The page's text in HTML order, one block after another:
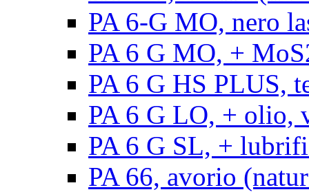
PA 6-G MO, nero
PA 6 G MO, +
PA 6 G HS PLUS,
PA 6 G LO, + olio,
PA 6 G SL, +
PA 66, avorio